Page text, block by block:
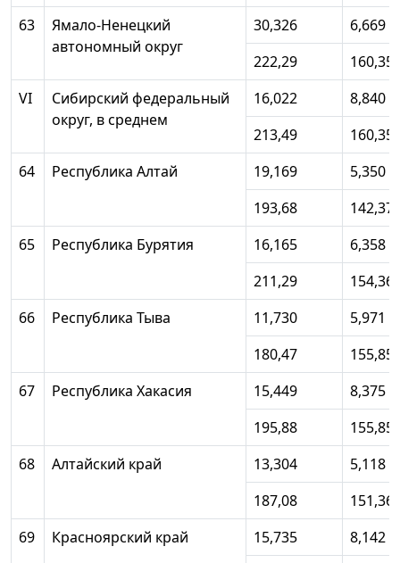
63
Ямало-Ненецкий
автономный округ
30,326
6,669
222,29
160,35
VI
Сибирский федеральный
округ, в среднем
16,022
8,840
213,49
160,35
64
Республика Алтай 19,169
5,350
193,68
142,37
65
Республика Бурятия 16,165
6,358
211,29
154,36
66
Республика Тыва 11,730
5,971
180,47
155,85
67
Республика Хакасия 15,449
8,375
195,88
155,85
68
Алтайский край 13,304
5,118
187,08
151,36
69
Красноярский край 15,735
8,142